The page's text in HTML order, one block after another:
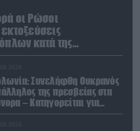
οι Ρώσοι
κατά της
Συνελήφθη Ουκρανός
της πρεσβείας στα
– Κατηγορείται για
μεγάλων ποσών και